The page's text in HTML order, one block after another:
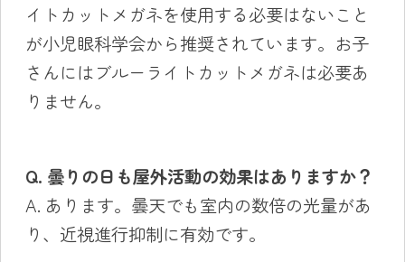
イトカットメガネを使用する必要はないこと
が小児眼科学会から推奨されています。お子
さんにはブルーライトカットメガネは必要あ
りません。
Q. 曇りの日も屋外活動の効果はありますか？
A. あります。曇天でも室内の数倍の光量があ
り、近視進行抑制に有効です。